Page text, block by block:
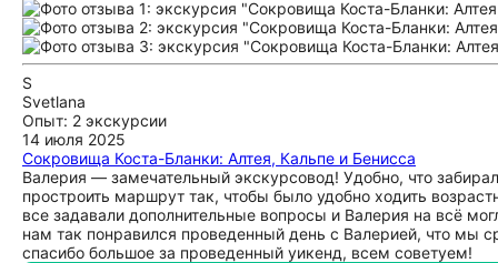
S
Svetlana
Опыт: 2 экскурсии
14 июля 2025
Сокровища Коста-Бланки: Алтея, Кальпе и Бенисса
Валерия — замечательный экскурсовод! Удобно, что
простроить маршрут так, чтобы было удобно ходить
все задавали дополнительные вопросы и Валерия на всё
нам так понравился проведенный день с Валерией, что мы
спасибо большое за проведенный уикенд, всем советуем!